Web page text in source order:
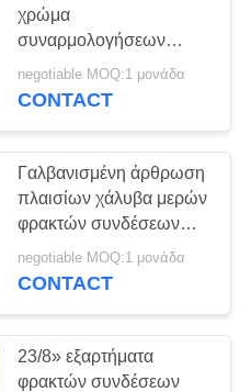
χρώμα
συναρμολογήσεων
φρακτών συνδέσεων
αλυσίδων
negotiable MOQ:1 μονάδα
CONTACT
Γαλβανισμένη άρθρωση
πλαισίων χάλυβα μερών
φρακτών συνδέσεων
αλυσίδων για το χρώμα
cOem σωλήνων
negotiable MOQ:1 μονάδα
CONTACT
23/8» εξαρτήματα
φρακτών συνδέσεων